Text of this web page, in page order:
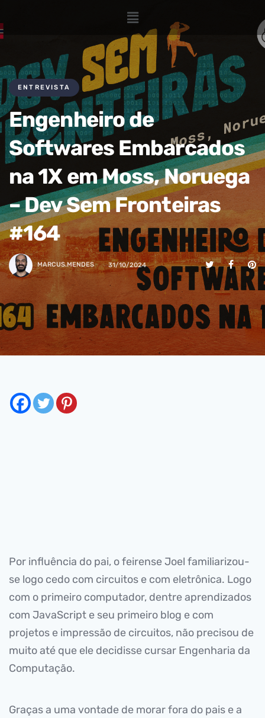
ENTREVISTA
Engenheiro de
Softwares Embarcados
na 1X em Moss, Noruega
– Dev Sem Fronteiras
#164
MARCUS.MENDES 31/10/2024
Por influência do pai, o feirense Joel familiarizou-
se logo cedo com circuitos e com eletrônica. Logo
com o primeiro computador, dentre aprendizados
com JavaScript e seu primeiro blog e com
projetos e impressão de circuitos, não precisou de
muito até que ele decidisse cursar Engenharia da
Computação.
Graças a uma vontade de morar fora do pais e a